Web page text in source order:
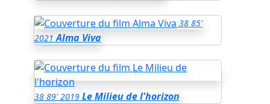
38 85'
2021 Alma Viva
38 89' 2019 Le Milieu de l'horizon